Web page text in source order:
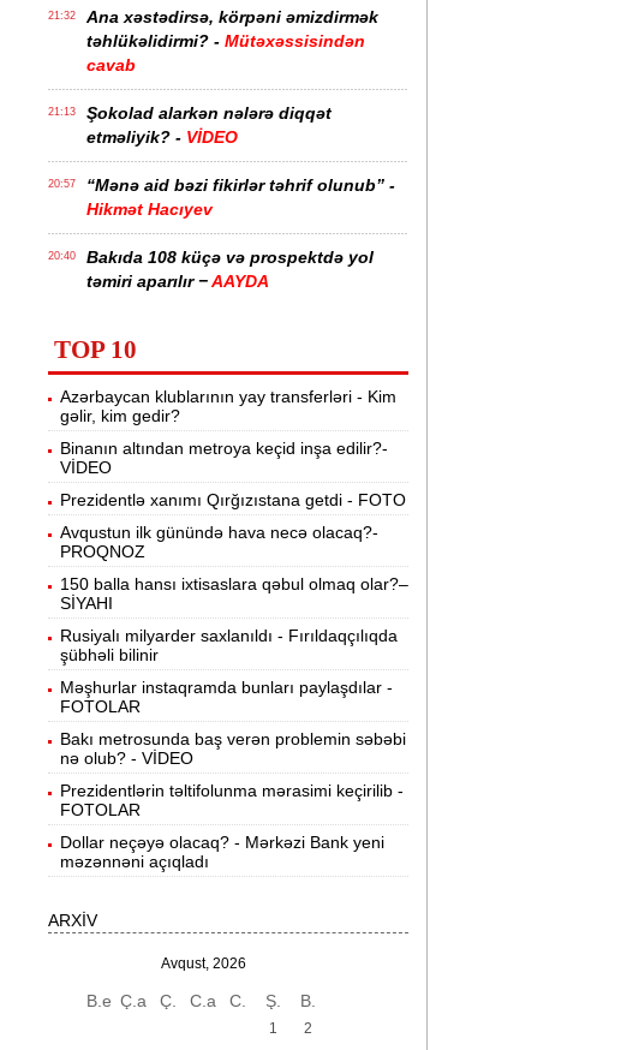
21:32
Ana xəstədirsə, körpəni əmizdirmək
təhlükəlidirmi? - Mütəxəssisindən
cavab
21:13
Şokolad alarkən nələrə diqqət
etməliyik? - VİDEO
20:57
“Mənə aid bəzi fikirlər təhrif olunub” -
Hikmət Hacıyev
20:40
Bakıda 108 küçə və prospektdə yol
təmiri aparılır −AAYDA
fəsadlar törədə bilər -
20:06
Müharibədə 3 400-dən çox iranlı və 18
ABŞ hərbçisi həlak olub -
19:48 BMT-dən dəhşətli xəbərdarlıq -
milyon insan ac qala bilər
19:31
“Wildberries” anbar tutumunun üçdə
birini itirib -21-ci hücum
19:16
“Sea Breeze“də mənzil qiymətləri necə
dəyişir? -Qiymətlər
19:00 Bakıda ticarət mərkəzində FACİƏ:liftin
şaxtasına düşüb öldü
18:41 Pentaqondan kritik addım:
Çinə qarşı yeni plan
Naxçıvan Şəhər Poliklinikasında tibbi
arayış 60-80 manata satılır? -
VİDEO
olan ixtisaslar -SİYAHI
Abbasov çıxdı! -
Bir dələduzla bağlı
TOP 10
Azərbaycan klublarının yay transferləri - Kim
gəlir, kim gedir?
Binanın altından metroya keçid inşa edilir?-
VİDEO
Prezidentlə xanımı Qırğızıstana getdi - FOTO
Avqustun ilk günündə hava necə olacaq?-
PROQNOZ
150 balla hansı ixtisaslara qəbul olmaq olar?–
SİYAHI
Rusiyalı milyarder saxlanıldı - Fırıldaqçılıqda
şübhəli bilinir
Məşhurlar instaqramda bunları paylaşdılar -
FOTOLAR
Bakı metrosunda baş verən problemin səbəbi
nə olub? - VİDEO
Prezidentlərin təltifolunma mərasimi keçirilib -
FOTOLAR
Dollar neçəyə olacaq? - Mərkəzi Bank yeni
məzənnəni açıqladı
ARXİV
Avqust, 2026
B.e Ç.a Ç. C.a C. Ş. B.
1 2